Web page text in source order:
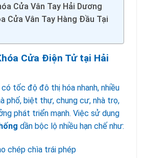
Cửa Vân Tay Hải Dương
Cửa Vân Tay Hàng Đầu Tại
Cửa Điện Tử tại Hải
có tốc độ đô thị hóa nhanh, nhiều
phố, biệt thự, chung cư, nhà trọ,
phát triển mạnh. Việc sử dụng
dần bộc lộ nhiều hạn chế như:
chép chìa trái phép